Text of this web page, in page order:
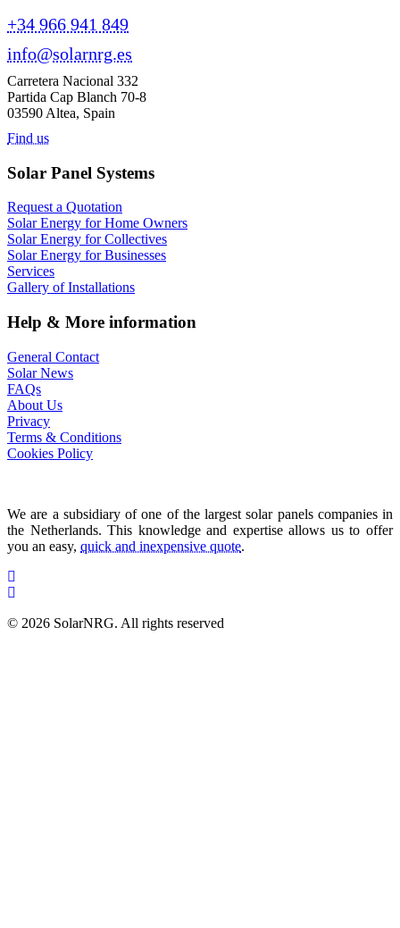
+34 966 941 849
info@solarnrg.es
Carretera Nacional 332
Partida Cap Blanch 70-8
03590 Altea, Spain
Find us
Solar Panel Systems
Request a Quotation
Solar Energy for Home Owners
Solar Energy for Collectives
Solar Energy for Businesses
Services
Gallery of Installations
Help & More information
General Contact
Solar News
FAQs
About Us
Privacy
Terms & Conditions
Cookies Policy
We are a subsidiary of one of the largest solar panels companies in
the Netherlands. This knowledge and expertise allows us to offer
you an easy, quick and inexpensive quote.
© 2026 SolarNRG. All rights reserved